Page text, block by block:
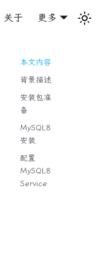
关于 更多
本文内容
背景描述
安装包准
备
MySQL8
安装
配置
MySQL8
Service